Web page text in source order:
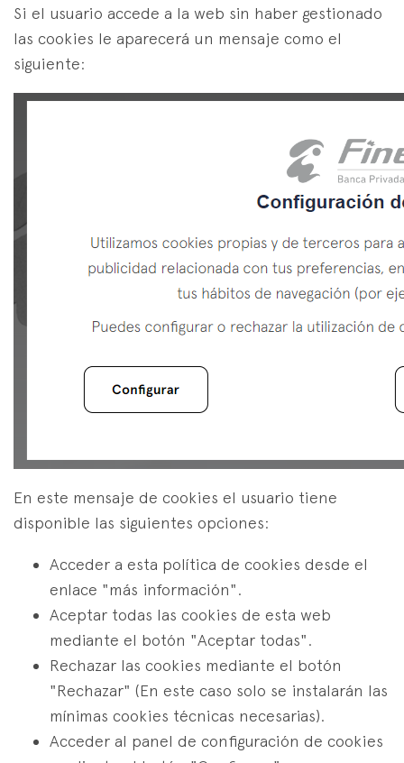
Si el usuario accede a la web sin haber gestionado
las cookies le aparecerá un mensaje como el
siguiente:
En este mensaje de cookies el usuario tiene
disponible las siguientes opciones:
Acceder a esta política de cookies desde el
enlace "más información".
Aceptar todas las cookies de esta web
mediante el botón "Aceptar todas".
Rechazar las cookies mediante el botón
"Rechazar" (En este caso solo se instalarán las
mínimas cookies técnicas necesarias).
Acceder al panel de configuración de cookies